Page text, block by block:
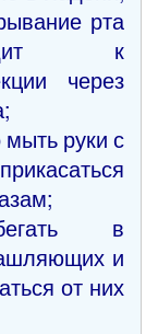
рта
к
через
руки с
в
и
от них